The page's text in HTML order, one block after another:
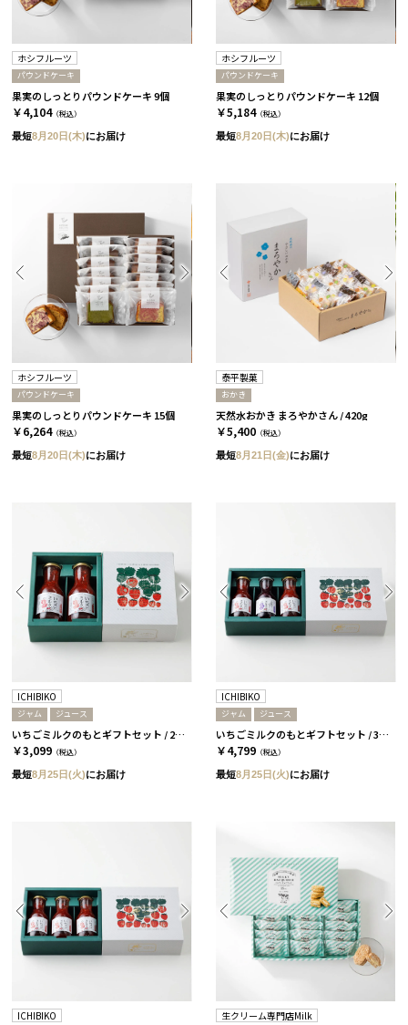
ホシフルーツ
パウンドケーキ
果実のしっとりパウンドケーキ 9個
￥4,104（税込）
最短8月20日(木)にお届け
ホシフルーツ
パウンドケーキ
果実のしっとりパウンドケーキ 12個
￥5,184（税込）
最短8月20日(木)にお届け
ホシフルーツ
パウンドケーキ
果実のしっとりパウンドケーキ 15個
￥6,264（税込）
最短8月20日(木)にお届け
泰平製菓
おかき
天然水おかき まろやかさん / 420g
￥5,400 （税込）
最短8月21日(金)にお届け
ICHIBIKO
ジャム ジュース
いちごミルクのもとギフトセット / 2本 / いちご［ICHIBIKO］
￥3,099 （税込）
最短8月25日(火)にお届け
ICHIBIKO
ジャム ジュース
いちごミルクのもとギフトセット / 3本 いちご・ぶるーべりー［ICHIBIKO］
￥4,799 （税込）
最短8月25日(火)にお届け
ICHIBIKO 生クリーム専門店Milk